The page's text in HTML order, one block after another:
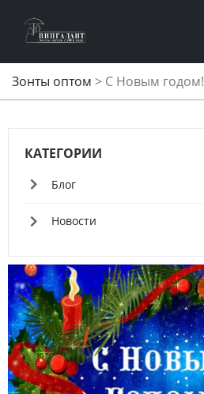
Зонты оптом > С Новым годом!
КАТЕГОРИИ
Блог
Новости